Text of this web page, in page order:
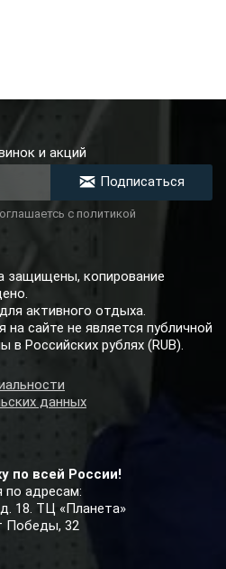
по всей России!
по адресам:
18. ТЦ «Планета»
Победы, 32
и акций
Подписаться
с политикой
защищены, копирование
активного отдыха.
сайте не является публичной
в Российских рублях (RUB).
данных